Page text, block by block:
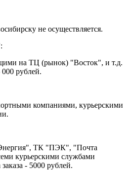
не осуществляется.
на ТЦ (рынок) "Восток", и т.д.
рублей.
компаниями, курьерскими
ТК "ПЭК", "Почта
курьерскими службами
- 5000 рублей.